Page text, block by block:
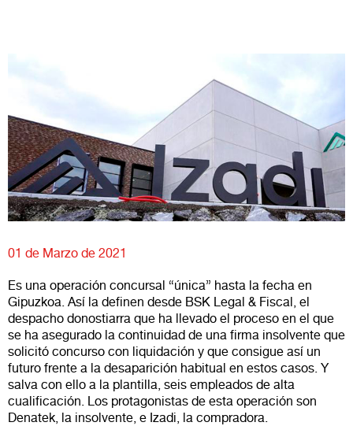
01 de Marzo de 2021
Es una operación concursal “única” hasta la fecha en
Gipuzkoa. Así la definen desde BSK Legal & Fiscal, el
despacho donostiarra que ha llevado el proceso en el que
se ha asegurado la continuidad de una firma insolvente que
solicitó concurso con liquidación y que consigue así un
futuro frente a la desaparición habitual en estos casos. Y
salva con ello a la plantilla, seis empleados de alta
cualificación. Los protagonistas de esta operación son
Denatek, la insolvente, e Izadi, la compradora.